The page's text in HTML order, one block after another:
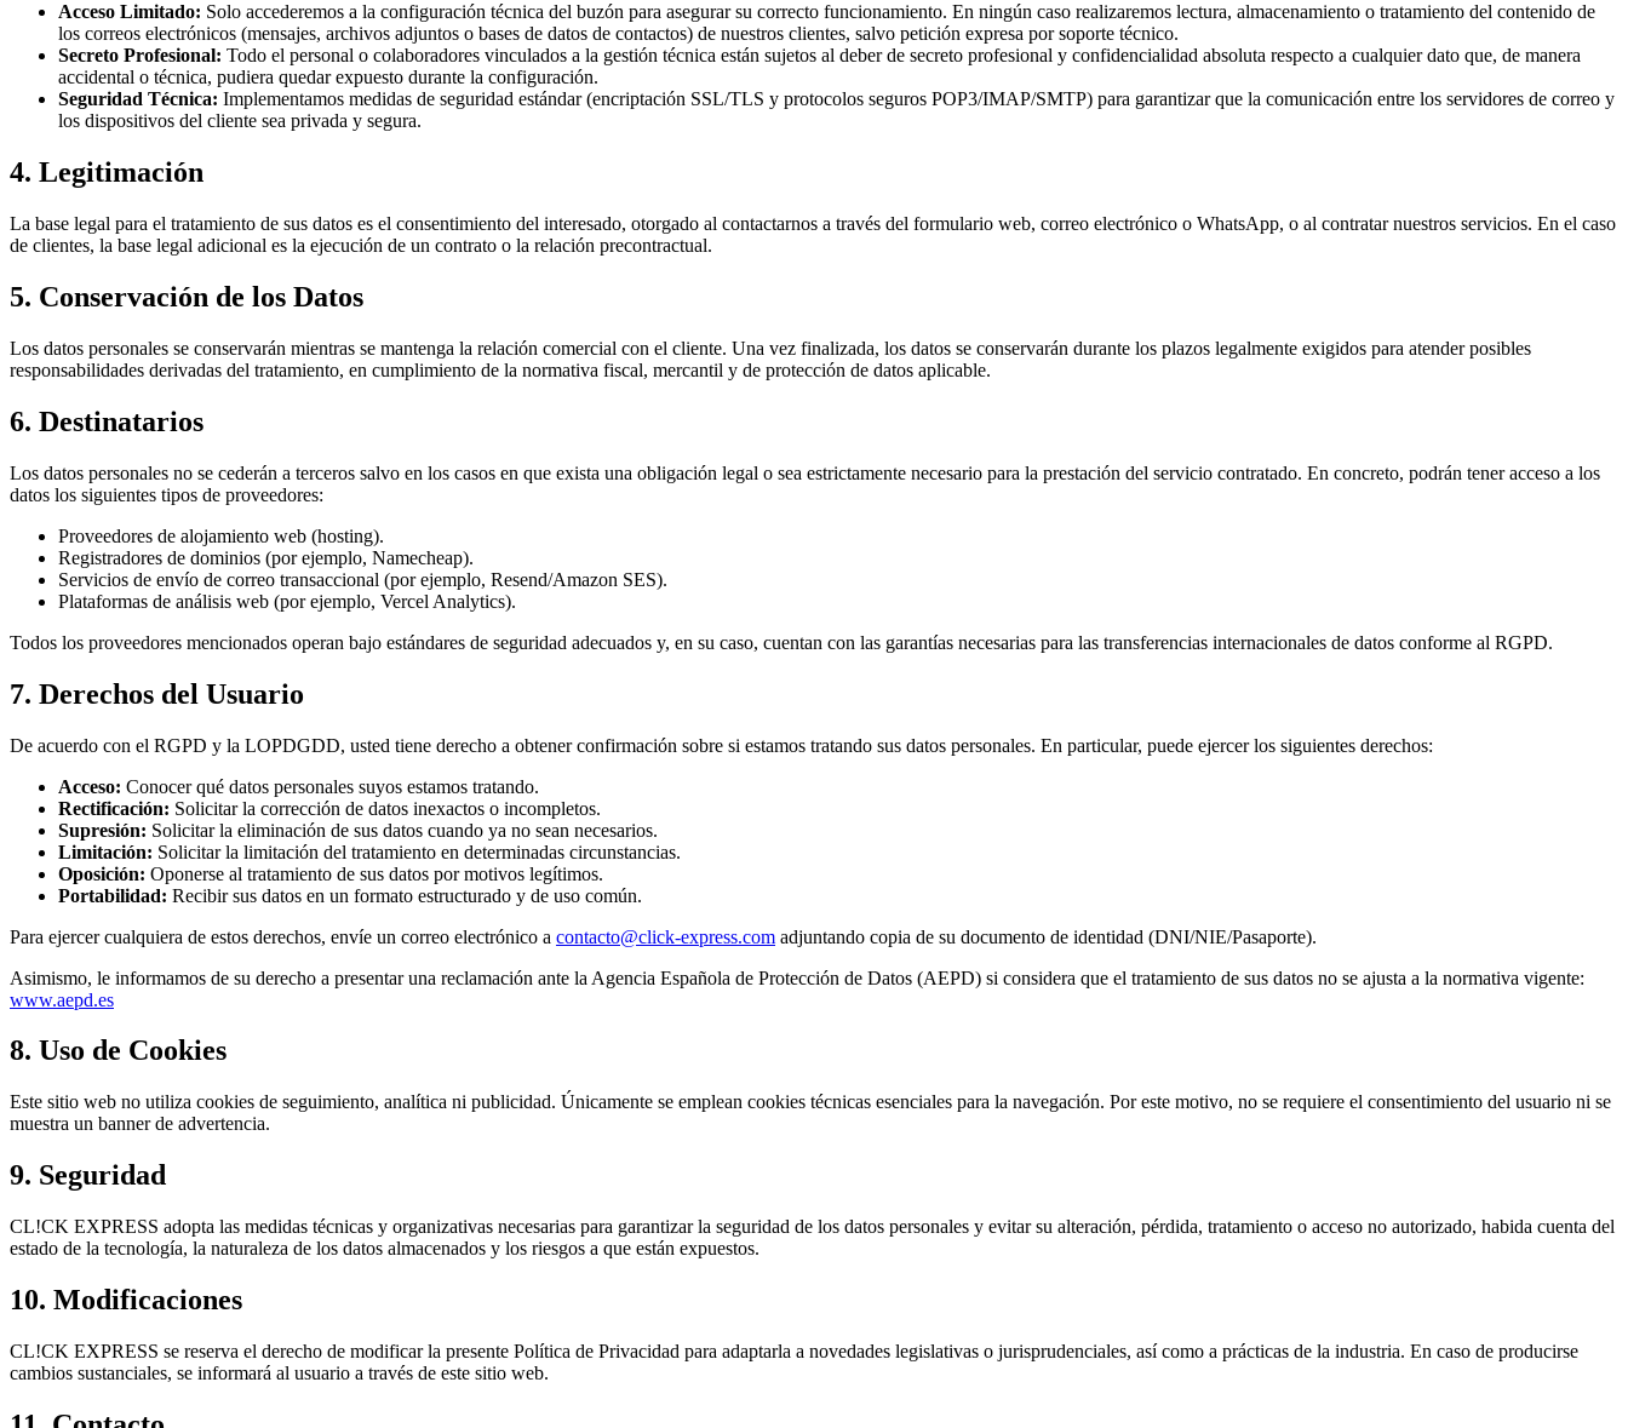
Acceso Limitado: Solo accederemos a la configuración técnica del buzón para asegurar su correcto funcionamiento. En ningún caso realizaremos lectura, almacenamiento o tratamiento del contenido de
los correos electrónicos (mensajes, archivos adjuntos o bases de datos de contactos) de nuestros clientes, salvo petición expresa por soporte técnico.
Secreto Profesional: Todo el personal o colaboradores vinculados a la gestión técnica están sujetos al deber de secreto profesional y confidencialidad absoluta respecto a cualquier dato que, de manera
accidental o técnica, pudiera quedar expuesto durante la configuración.
Seguridad Técnica: Implementamos medidas de seguridad estándar (encriptación SSL/TLS y protocolos seguros POP3/IMAP/SMTP) para garantizar que la comunicación entre los servidores de correo y
los dispositivos del cliente sea privada y segura.
4. Legitimación
La base legal para el tratamiento de sus datos es el consentimiento del interesado, otorgado al contactarnos a través del formulario web, correo electrónico o WhatsApp, o al contratar nuestros servicios. En el caso
de clientes, la base legal adicional es la ejecución de un contrato o la relación precontractual.
5. Conservación de los Datos
Los datos personales se conservarán mientras se mantenga la relación comercial con el cliente. Una vez finalizada, los datos se conservarán durante los plazos legalmente exigidos para atender posibles
responsabilidades derivadas del tratamiento, en cumplimiento de la normativa fiscal, mercantil y de protección de datos aplicable.
6. Destinatarios
Los datos personales no se cederán a terceros salvo en los casos en que exista una obligación legal o sea estrictamente necesario para la prestación del servicio contratado. En concreto, podrán tener acceso a los
datos los siguientes tipos de proveedores:
Proveedores de alojamiento web (hosting).
Registradores de dominios (por ejemplo, Namecheap).
Servicios de envío de correo transaccional (por ejemplo, Resend/Amazon SES).
Plataformas de análisis web (por ejemplo, Vercel Analytics).
Todos los proveedores mencionados operan bajo estándares de seguridad adecuados y, en su caso, cuentan con las garantías necesarias para las transferencias internacionales de datos conforme al RGPD.
7. Derechos del Usuario
De acuerdo con el RGPD y la LOPDGDD, usted tiene derecho a obtener confirmación sobre si estamos tratando sus datos personales. En particular, puede ejercer los siguientes derechos:
Acceso: Conocer qué datos personales suyos estamos tratando.
Rectificación: Solicitar la corrección de datos inexactos o incompletos.
Supresión: Solicitar la eliminación de sus datos cuando ya no sean necesarios.
Limitación: Solicitar la limitación del tratamiento en determinadas circunstancias.
Oposición: Oponerse al tratamiento de sus datos por motivos legítimos.
Portabilidad: Recibir sus datos en un formato estructurado y de uso común.
Para ejercer cualquiera de estos derechos, envíe un correo electrónico a contacto@click-express.com adjuntando copia de su documento de identidad (DNI/NIE/Pasaporte).
Asimismo, le informamos de su derecho a presentar una reclamación ante la Agencia Española de Protección de Datos (AEPD) si considera que el tratamiento de sus datos no se ajusta a la normativa vigente:
www.aepd.es
8. Uso de Cookies
Este sitio web no utiliza cookies de seguimiento, analítica ni publicidad. Únicamente se emplean cookies técnicas esenciales para la navegación. Por este motivo, no se requiere el consentimiento del usuario ni se
muestra un banner de advertencia.
9. Seguridad
CL!CK EXPRESS adopta las medidas técnicas y organizativas necesarias para garantizar la seguridad de los datos personales y evitar su alteración, pérdida, tratamiento o acceso no autorizado, habida cuenta del
estado de la tecnología, la naturaleza de los datos almacenados y los riesgos a que están expuestos.
10. Modificaciones
CL!CK EXPRESS se reserva el derecho de modificar la presente Política de Privacidad para adaptarla a novedades legislativas o jurisprudenciales, así como a prácticas de la industria. En caso de producirse
cambios sustanciales, se informará al usuario a través de este sitio web.